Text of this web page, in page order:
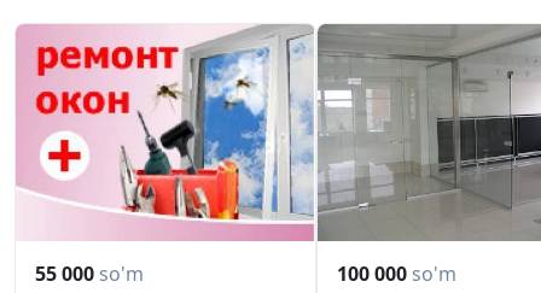
Опыт работы (портфолио) с солидными клиентами
55 000 so'm
100 000 so'm